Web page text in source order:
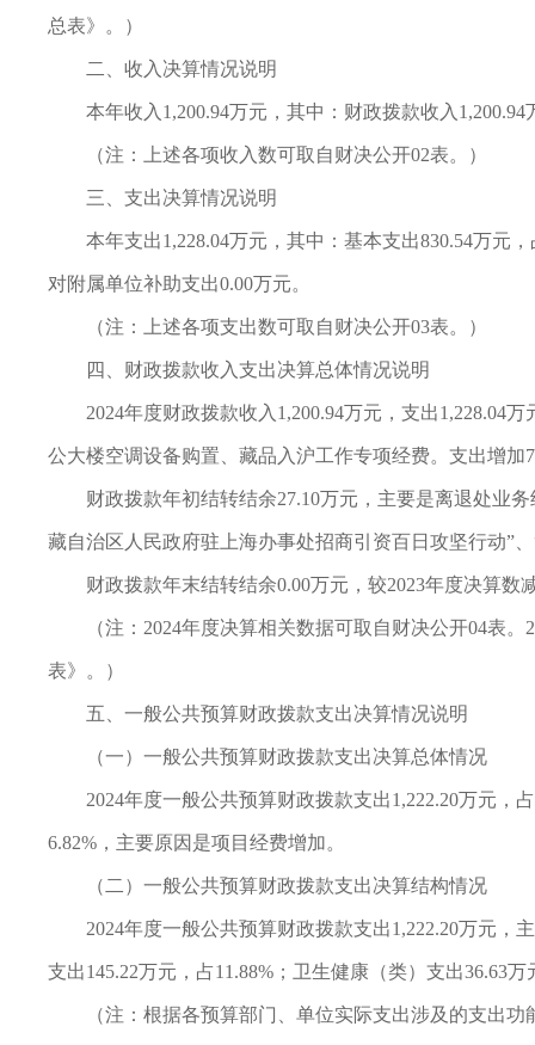
总表》。）
二、收入决算情况说明
本年收入1,200.94万元，其中：财政拨款收入1,200.94
（注：上述各项收入数可取自财决公开02表。）
三、支出决算情况说明
本年支出1,228.04万元，其中：基本支出830.54万元
对附属单位补助支出0.00万元。
（注：上述各项支出数可取自财决公开03表。）
四、财政拨款收入支出决算总体情况说明
2024年度财政拨款收入1,200.94万元，支出1,228.04
公大楼空调设备购置、藏品入沪工作专项经费。支出增加
财政拨款年初结转结余27.10万元，主要是离退处业
藏自治区人民政府驻上海办事处招商引资百日攻坚行动”
财政拨款年末结转结余0.00万元，较2023年度决算
（注：2024年度决算相关数据可取自财决公开04表
表》。）
五、一般公共预算财政拨款支出决算情况说明
（一）一般公共预算财政拨款支出决算总体情况
2024年度一般公共预算财政拨款支出1,222.20万元，
6.82%，主要原因是项目经费增加。
（二）一般公共预算财政拨款支出决算结构情况
2024年度一般公共预算财政拨款支出1,222.20万元，
支出145.22万元，占11.88%；卫生健康（类）支出36.63
（注：根据各预算部门、单位实际支出涉及的支出